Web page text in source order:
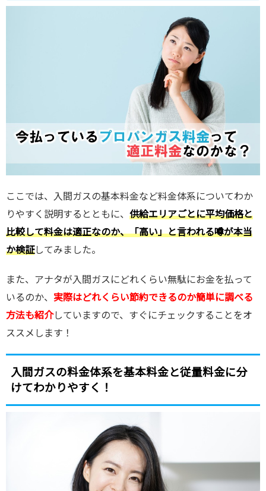
ここでは、入間ガスの基本料金など料金体系についてわか
りやすく説明するとともに、 供給エリアごとに平均価格と
比較して料金は適正なのか、「高い」と言われる噂が本当
か検証してみました。
また、アナタが入間ガスにどれくらい無駄にお金を払って
いるのか、 実際はどれくらい節約できるのか簡単に調べる
方法も紹介していますので、すぐにチェックすることをオ
ススメします！
入間ガスの料金体系を基本料金と従量料金に分
けてわかりやすく！